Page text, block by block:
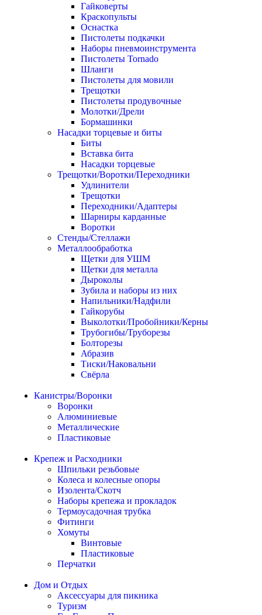
Гайковерты
Краскопульты
Оснастка
Пистолеты подкачки
Наборы пневмоинструмента
Пистолеты Tornado
Шланги
Пистолеты для мовили
Трещотки
Пистолеты продувочные
Молотки/Дрели
Бормашинки
Насадки торцевые и биты
Биты
Вставка бита
Насадки торцевые
Трещотки/Воротки/Переходники
Удлинители
Трещотки
Переходники/Адаптеры
Шарниры карданные
Воротки
Стенды/Стеллажи
Металлообработка
Щетки для УШМ
Щетки для металла
Дыроколы
Зубила и наборы из них
Напильники/Надфили
Гайкорубы
Выколотки/Пробойники/Керны
Трубогибы/Труборезы
Болторезы
Абразив
Тиски/Наковальни
Свёрла
Канистры/Воронки
Воронки
Алюминиевые
Металлические
Пластиковые
Крепеж и Расходники
Шпильки резьбовые
Колеса и колесные опоры
Изолента/Скотч
Наборы крепежа и прокладок
Термоусадочная трубка
Фитинги
Хомуты
Винтовые
Пластиковые
Перчатки
Дом и Отдых
Аксессуары для пикника
Туризм